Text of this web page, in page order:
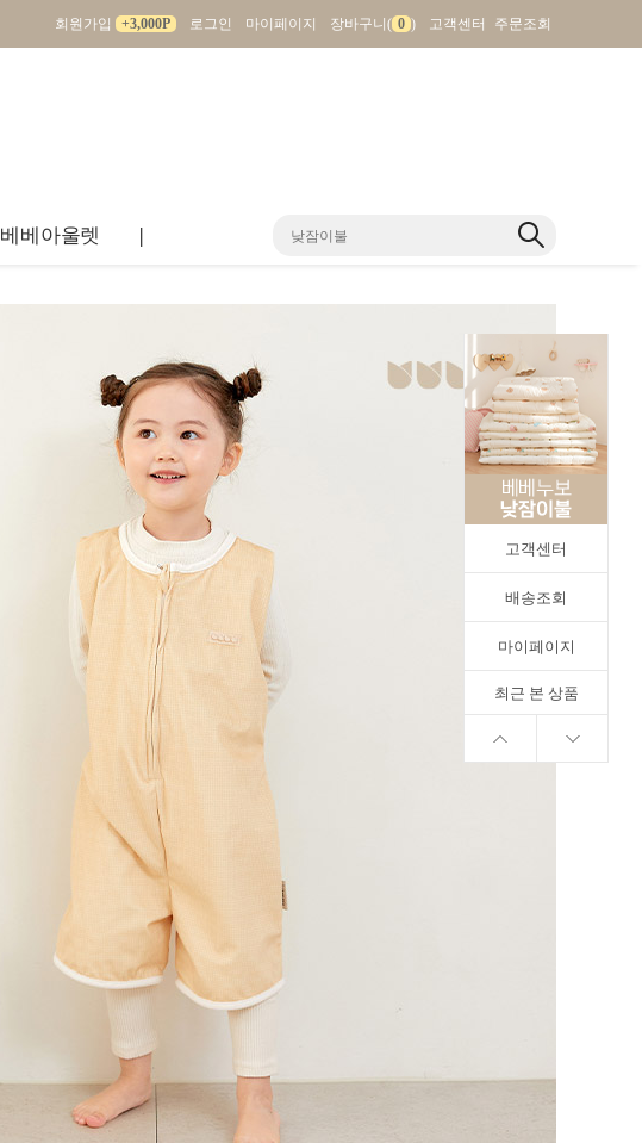
회원가입 +3,000P 로그인 마이페이지 장바구니( 0 ) 고객센터 주문조회
베베아울렛 |
고객센터
배송조회
마이페이지
최근 본 상품